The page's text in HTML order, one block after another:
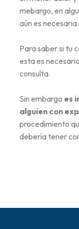
mebargo, en
aún es necesaria.
Para saber si tu
esta es
consulta.
Sin embargo es
alguien con
procedimiento
debería tener